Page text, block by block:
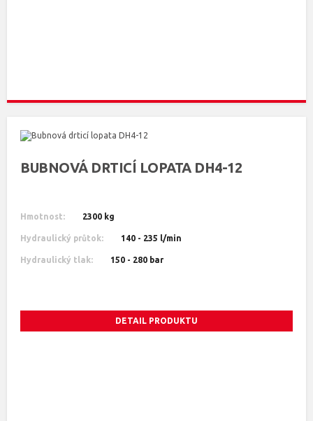
BUBNOVÁ DRTICÍ LOPATA DH4-12
Hmotnost: 2300 kg
Hydraulický průtok: 140 - 235 l/min
Hydraulický tlak: 150 - 280 bar
DETAIL PRODUKTU